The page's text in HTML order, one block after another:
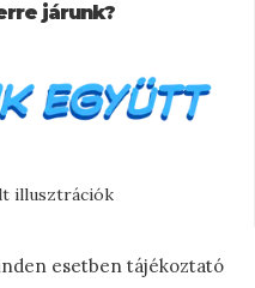
járunk?
illusztrációk
esetben tájékoztató